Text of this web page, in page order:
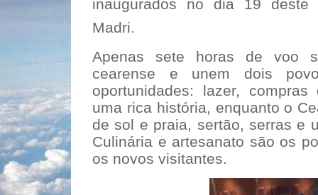
inaugurados no dia 19 deste
Madri.
Apenas sete horas de voo
cearense e unem dois
oportunidades: lazer,
uma rica história, enquanto o
de sol e praia, sertão, serras e
Culinária e artesanato são os
os novos visitantes.